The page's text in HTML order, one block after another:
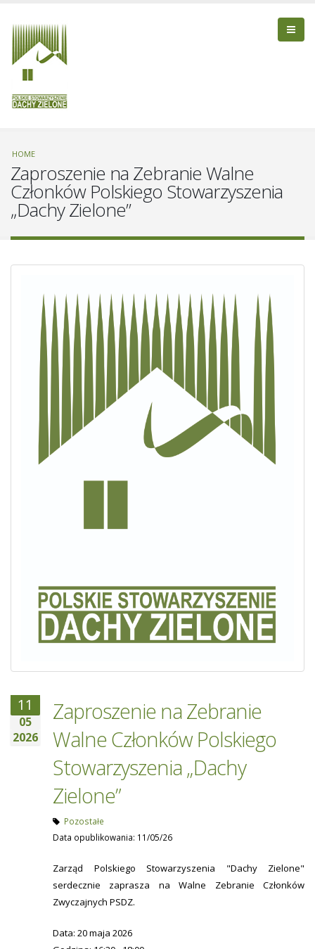
HOME
Zaproszenie na Zebranie Walne
Członków Polskiego Stowarzyszenia
„Dachy Zielone”
11
05
2026
Zaproszenie na Zebranie
Walne Członków Polskiego
Stowarzyszenia „Dachy
Zielone”
Pozostałe
Data opublikowania: 11/05/26
Zarząd Polskiego Stowarzyszenia "Dachy Zielone"
serdecznie zaprasza na Walne Zebranie Członków
Zwyczajnych PSDZ.
Data: 20 maja 2026